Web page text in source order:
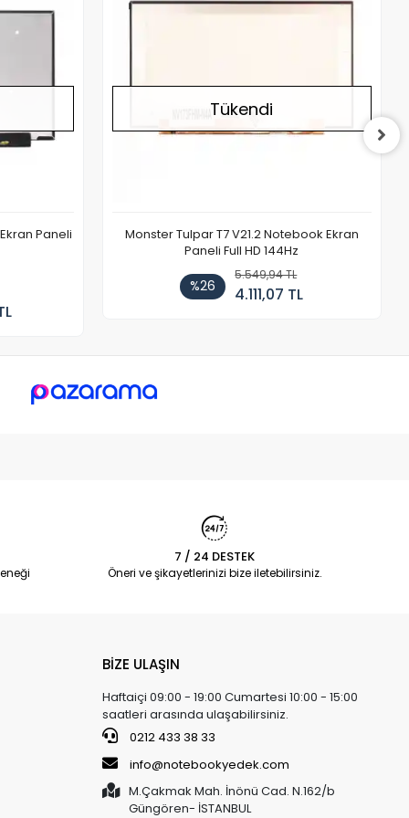
Paneli
Tükendi
Monster Tulpar T7 V21.2 Notebook Ekran
Paneli Full HD 144Hz
%26
5.549,94 TL
4.111,07 TL
7 / 24 DESTEK
Öneri ve şikayetlerinizi bize iletebilirsiniz.
BİZE ULAŞIN
Haftaiçi 09:00 - 19:00 Cumartesi 10:00 - 15:00
saatleri arasında ulaşabilirsiniz.
0212 433 38 33
info@notebookyedek.com
M.Çakmak Mah. İnönü Cad. N.162/b
Güngören- İSTANBUL